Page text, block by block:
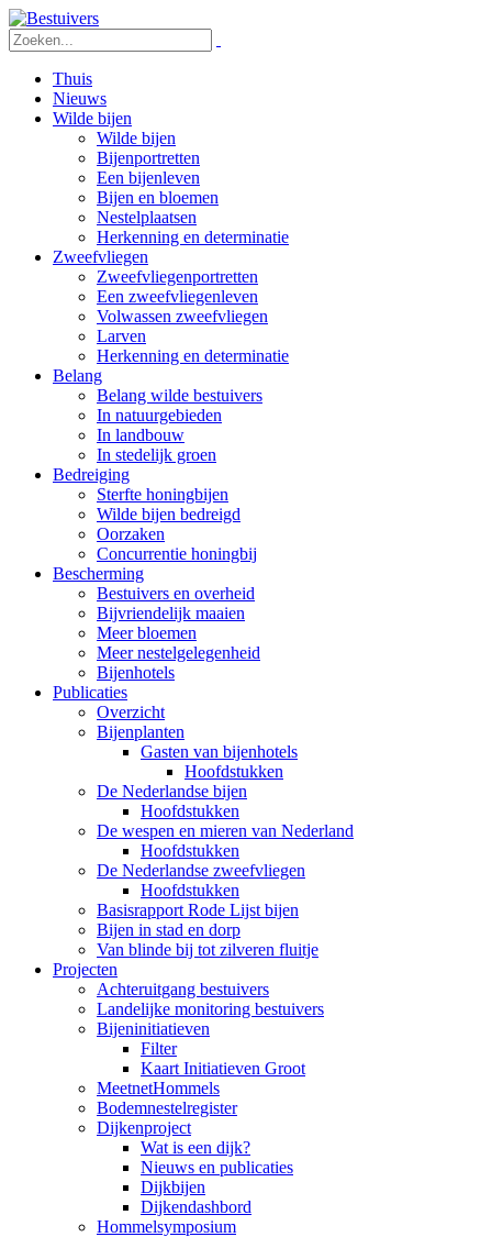
Thuis
Nieuws
Wilde bijen
Wilde bijen
Bijenportretten
Een bijenleven
Bijen en bloemen
Nestelplaatsen
Herkenning en determinatie
Zweefvliegen
Zweefvliegenportretten
Een zweefvliegenleven
Volwassen zweefvliegen
Larven
Herkenning en determinatie
Belang
Belang wilde bestuivers
In natuurgebieden
In landbouw
In stedelijk groen
Bedreiging
Sterfte honingbijen
Wilde bijen bedreigd
Oorzaken
Concurrentie honingbij
Bescherming
Bestuivers en overheid
Bijvriendelijk maaien
Meer bloemen
Meer nestelgelegenheid
Bijenhotels
Publicaties
Overzicht
Bijenplanten
Gasten van bijenhotels
Hoofdstukken
De Nederlandse bijen
Hoofdstukken
De wespen en mieren van Nederland
Hoofdstukken
De Nederlandse zweefvliegen
Hoofdstukken
Basisrapport Rode Lijst bijen
Bijen in stad en dorp
Van blinde bij tot zilveren fluitje
Projecten
Achteruitgang bestuivers
Landelijke monitoring bestuivers
Bijeninitiatieven
Filter
Kaart Initiatieven Groot
MeetnetHommels
Bodemnestelregister
Dijkenproject
Wat is een dijk?
Nieuws en publicaties
Dijkbijen
Dijkendashbord
Hommelsymposium